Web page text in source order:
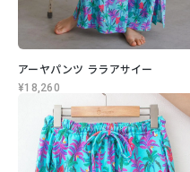
アーヤパンツ ララアサイー
¥18,260